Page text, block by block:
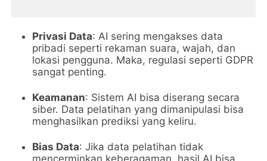
Privasi Data: AI sering mengakses data
pribadi seperti rekaman suara, wajah, dan
lokasi pengguna. Maka, regulasi seperti GDPR
sangat penting.
Keamanan: Sistem AI bisa diserang secara
siber. Data pelatihan yang dimanipulasi bisa
menghasilkan prediksi yang keliru.
Bias Data: Jika data pelatihan tidak